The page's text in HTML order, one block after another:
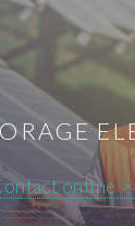
online